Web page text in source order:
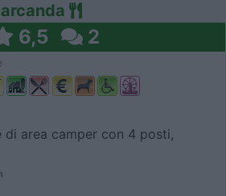
6,5 2
di area camper con 4 posti,